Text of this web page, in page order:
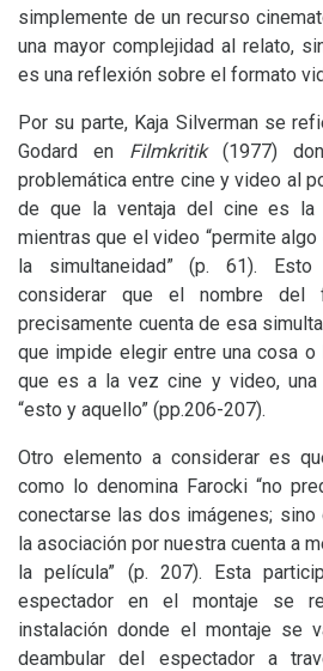
simplemente de un recurso
una mayor complejidad al relato,
es una reflexión sobre el formato
Por su parte, Kaja Silverman se
Godard en Filmkritik(1977)
problemática entre cine y video al
de que la ventaja del cine es la
mientras que el video “permite
la simultaneidad” (p. 61).
considerar que el nombre del
precisamente cuenta de esa
que impide elegir entre una cosa
que es a la vez cine y video, una
“esto y aquello” (pp.206-207).
Otro elemento a considerar es
como lo denomina Farocki “no
conectarse las dos imágenes;
la asociación por nuestra cuenta a
la película” (p. 207). Esta
espectador en el montaje se
instalación donde el montaje se
deambular del espectador a